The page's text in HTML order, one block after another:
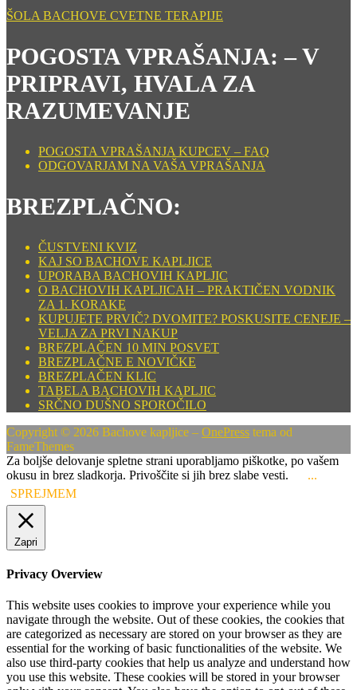
ŠOLA BACHOVE CVETNE TERAPIJE
POGOSTA VPRAŠANJA: – V
PRIPRAVI, HVALA ZA
RAZUMEVANJE
POGOSTA VPRAŠANJA KUPCEV – FAQ
ODGOVARJAM NA VAŠA VPRAŠANJA
BREZPLAČNO:
ČUSTVENI KVIZ
KAJ SO BACHOVE KAPLJICE
UPORABA BACHOVIH KAPLJIC
O BACHOVIH KAPLJICAH – PRAKTIČEN VODNIK
ZA 1. KORAKE
KUPUJETE PRVIČ? DVOMITE? POSKUSITE CENEJE –
VELJA ZA PRVI NAKUP
BREZPLAČEN 10 MIN POSVET
BREZPLAČNE E NOVIČKE
BREZPLAČEN KLIC
TABELA BACHOVIH KAPLJIC
SRČNO DUŠNO SPOROČILO
Copyright © 2026 Bachove kapljice – OnePress tema od
FameThemes
Za boljše delovanje spletne strani uporabljamo piškotke, po vašem
okusu in brez sladkorja. Privoščite si jih brez slabe vesti.
...
SPREJMEM
Zapri
Privacy Overview
This website uses cookies to improve your experience while you
navigate through the website. Out of these cookies, the cookies that
are categorized as necessary are stored on your browser as they are
essential for the working of basic functionalities of the website. We
also use third-party cookies that help us analyze and understand how
you use this website. These cookies will be stored in your browser